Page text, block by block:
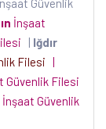
Güvenlik
İnşaat
| Iğdır
Filesi |
Güvenlik Filesi
İnşaat Güvenlik